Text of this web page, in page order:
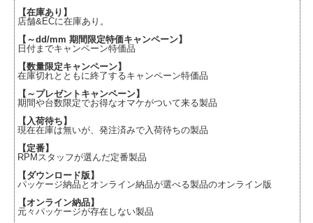
【在庫あり】
店舗&ECに在庫あり。
【～dd/mm 期間限定特価キャンペーン】
日付までキャンペーン特価品
【数量限定キャンペーン】
在庫切れとともに終了するキャンペーン特価品
【～プレゼントキャンペーン】
期間や台数限定でお得なオマケがついて来る製品
【入荷待ち】
現在在庫は無いが、発注済みで入荷待ちの製品
【定番】
RPMスタッフが選んだ定番製品
【ダウンロード版】
パッケージ納品とオンライン納品が選べる製品のオンライン版
【オンライン納品】
元々パッケージが存在しない製品